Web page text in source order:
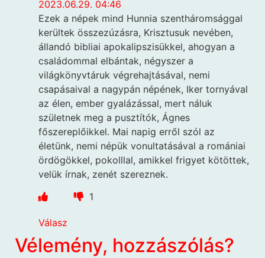
2023.06.29. 04:46
Ezek a népek mind Hunnia szentháromsággal
kerültek összezúzásra, Krisztusuk nevében,
állandó bibliai apokalipszisükkel, ahogyan a
családommal elbántak, négyszer a
világkönyvtáruk végrehajtásával, nemi
csapásaival a nagypán népének, Iker tornyával
az élen, ember gyalázással, mert náluk
születnek meg a pusztítók, Ágnes
főszereplőikkel. Mai napig erről szól az
életünk, nemi népük vonultatásával a romániai
ördögökkel, pokolllal, amikkel frigyet kötöttek,
velük írnak, zenét szereznek.
1
Válasz
Vélemény, hozzászólás?